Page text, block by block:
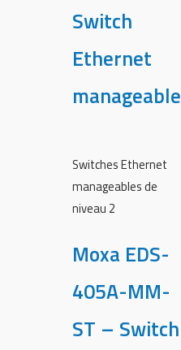
Switch
Ethernet
manageable
Switches Ethernet
manageables de
niveau 2
Moxa EDS-
405A-MM-
ST – Switch